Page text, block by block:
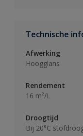
Technische
Afwerking
Hoogglans
Rendement
16 m²/L
Droogtijd
Bij 20°C